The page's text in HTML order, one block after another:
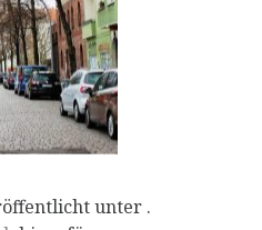
unter .